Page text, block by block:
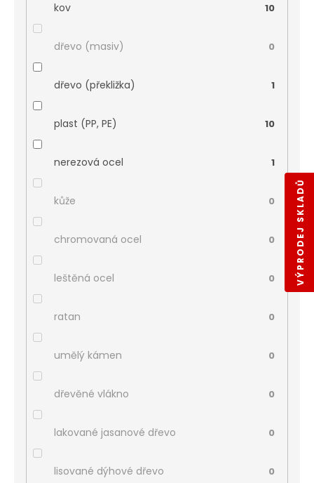
kov 10
dřevo (masiv) 0
dřevo (překližka) 1
plast (PP, PE) 10
nerezová ocel 1
kůže 0
chromovaná ocel 0
leštěná ocel 0
ratan 0
umělý kámen 0
dřevěné vlákno 0
lakované jasanové dřevo 0
lisované dýhové dřevo 0
VÝPRODEJ SKLADŮ